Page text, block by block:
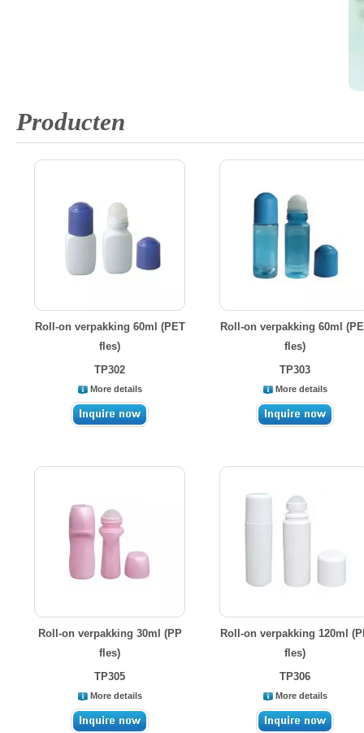
Producten
Roll-on verpakking 60ml (PET
fles)
TP302
More details
Roll-on verpakking 60ml
fles)
TP303
More details
Roll-on verpakking 30ml (PP
fles)
TP305
More details
Roll-on verpakking 120ml
fles)
TP306
More details